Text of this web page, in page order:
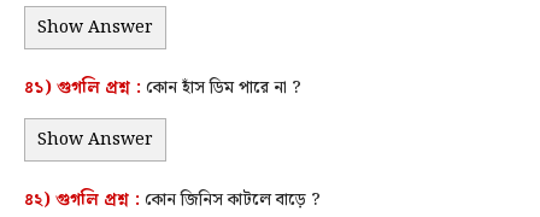
Show Answer
৪১) গুগলি প্রশ্ন : কোন হাঁস ডিম পারে না ?
Show Answer
৪২) গুগলি প্রশ্ন : কোন জিনিস কাটলে বাড়ে ?